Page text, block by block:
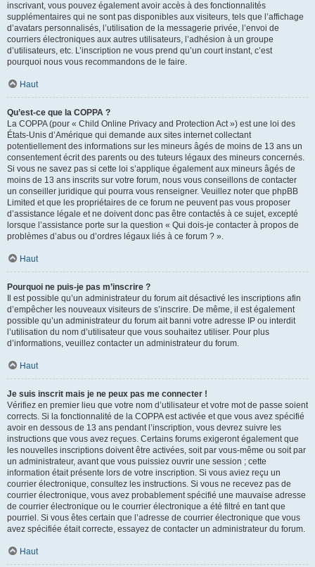
inscrivant, vous pouvez également avoir accès à des fonctionnalités
supplémentaires qui ne sont pas disponibles aux visiteurs, tels que l’affichage
d’avatars personnalisés, l’utilisation de la messagerie privée, l’envoi de
courriers électroniques aux autres utilisateurs, l’adhésion à un groupe
d’utilisateurs, etc. L’inscription ne vous prend qu’un court instant, c’est
pourquoi nous vous recommandons de le faire.
Haut
Qu’est-ce que la COPPA ?
La COPPA (pour « Child Online Privacy and Protection Act ») est une loi des
États-Unis d’Amérique qui demande aux sites internet collectant
potentiellement des informations sur les mineurs âgés de moins de 13 ans un
consentement écrit des parents ou des tuteurs légaux des mineurs concernés.
Si vous ne savez pas si cette loi s’applique également aux mineurs âgés de
moins de 13 ans inscrits sur votre forum, nous vous conseillons de contacter
un conseiller juridique qui pourra vous renseigner. Veuillez noter que phpBB
Limited et que les propriétaires de ce forum ne peuvent pas vous proposer
d’assistance légale et ne doivent donc pas être contactés à ce sujet, excepté
lorsque l’assistance porte sur la question « Qui dois-je contacter à propos de
problèmes d’abus ou d’ordres légaux liés à ce forum ? ».
Haut
Pourquoi ne puis-je pas m’inscrire ?
Il est possible qu’un administrateur du forum ait désactivé les inscriptions afin
d’empêcher les nouveaux visiteurs de s’inscrire. De même, il est également
possible qu’un administrateur du forum ait banni votre adresse IP ou interdit
l’utilisation du nom d’utilisateur que vous souhaitez utiliser. Pour plus
d’informations, veuillez contacter un administrateur du forum.
Haut
Je suis inscrit mais je ne peux pas me connecter !
Vérifiez en premier lieu que votre nom d’utilisateur et votre mot de passe soient
corrects. Si la fonctionnalité de la COPPA est activée et que vous avez spécifié
avoir en dessous de 13 ans pendant l’inscription, vous devrez suivre les
instructions que vous avez reçues. Certains forums exigeront également que
les nouvelles inscriptions doivent être activées, soit par vous-même ou soit par
un administrateur, avant que vous puissiez ouvrir une session ; cette
information était présente lors de votre inscription. Si vous aviez reçu un
courrier électronique, consultez les instructions. Si vous ne recevez pas de
courrier électronique, vous avez probablement spécifié une mauvaise adresse
de courrier électronique ou le courrier électronique a été filtré en tant que
pourriel. Si vous êtes certain que l’adresse de courrier électronique que vous
avez spécifiée était correcte, essayez de contacter un administrateur du forum.
Haut